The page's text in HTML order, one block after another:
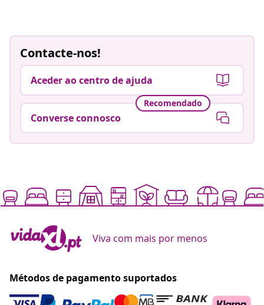
Contacte-nos!
Aceder ao centro de ajuda
Recomendado
Converse connosco
Viva com mais por menos
Métodos de pagamento suportados